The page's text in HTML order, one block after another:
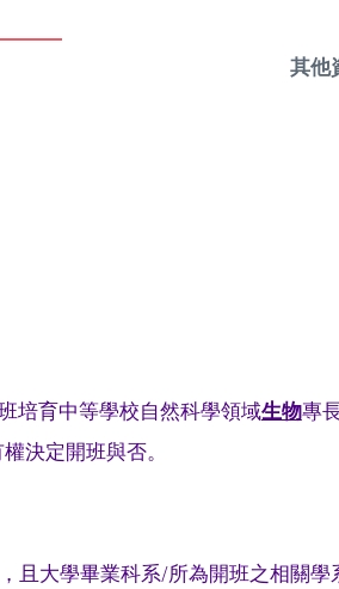
其他
培育中等學校自然科學領域生物專長
決定開班與否。
且大學畢業科系/所為開班之相關學